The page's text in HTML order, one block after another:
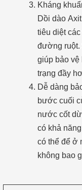
Kháng
Dồi dào
tiêu diệt
đường ruột.
giúp bảo vệ
trạng đầy
Dễ dàng
bước cuối
nước cốt
có khả
có thể để ở
không bao